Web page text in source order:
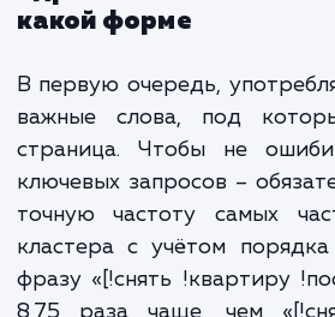
английском, второй – на
синоним (например,
название в другом
предлогом или в другой
Несколько примеров:
Столы для кухни —